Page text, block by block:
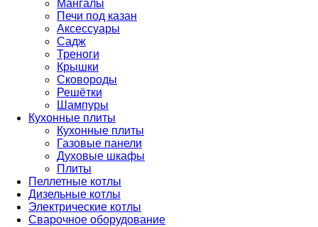
Мангалы
Печи под казан
Аксессуары
Садж
Треноги
Крышки
Сковороды
Решётки
Шампуры
Кухонные плиты
Кухонные плиты
Газовые панели
Духовые шкафы
Плиты
Пеллетные котлы
Дизельные котлы
Электрические котлы
Сварочное оборудование